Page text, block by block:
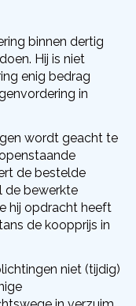
binnen dertig
Hij is niet
enig bedrag
in
wordt geacht te
de bestelde
de bewerkte
hij opdracht heeft
de koopprijs in
niet (tijdig)